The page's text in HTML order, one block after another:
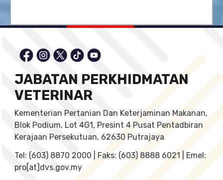
JABATAN PERKHIDMATAN
VETERINAR
Kementerian Pertanian Dan Keterjaminan Makanan,
Blok Podium, Lot 4G1, Presint 4 Pusat Pentadbiran
Kerajaan Persekutuan, 62630 Putrajaya
Tel: (603) 8870 2000 | Faks: (603) 8888 6021 | Emel:
pro[at]dvs.gov.my